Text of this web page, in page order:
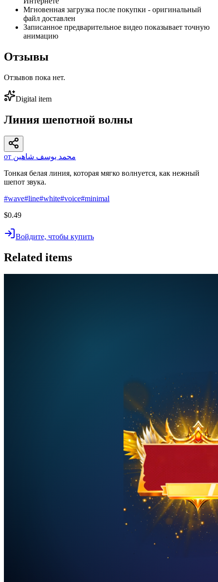
Мгновенная загрузка после покупки - оригинальный
файл доставлен
Записанное предварительное видео показывает точную
анимацию
Отзывы
Отзывов пока нет.
Digital item
Линия шепотной волны
от محمد يوسف شاهين
Тонкая белая линия, которая мягко волнуется, как нежный
шепот звука.
#wave#line#white#voice#minimal
$0.49
Войдите, чтобы купить
Related items